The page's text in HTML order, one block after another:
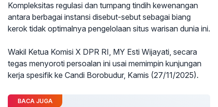
Kompleksitas regulasi dan tumpang tindih kewenangan
antara berbagai instansi disebut-sebut sebagai biang
kerok tidak optimalnya pengelolaan situs warisan dunia ini.
Wakil Ketua Komisi X DPR RI, MY Esti Wijayati, secara
tegas menyoroti persoalan ini usai memimpin kunjungan
kerja spesifik ke Candi Borobudur, Kamis (27/11/2025).
BACA JUGA